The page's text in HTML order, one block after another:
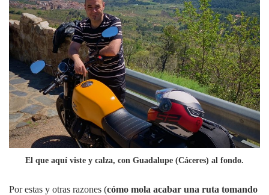
El que aquí viste y calza, con Guadalupe (Cáceres) al fondo.
Por estas y otras razones (cómo mola acabar una ruta tomando